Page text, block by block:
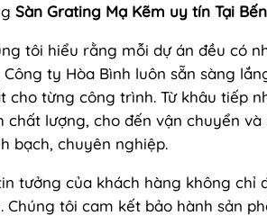
Sàn Grating Mạ Kẽm uy tín Tại
tôi hiểu rằng mỗi dự án đều có
Công ty Hòa Bình luôn sẵn sàng
cho từng công trình. Từ khâu tiếp
chất lượng, cho đến vận chuyển
bạch, chuyên nghiệp.
tưởng của khách hàng không chỉ
Chúng tôi cam kết bảo hành sản